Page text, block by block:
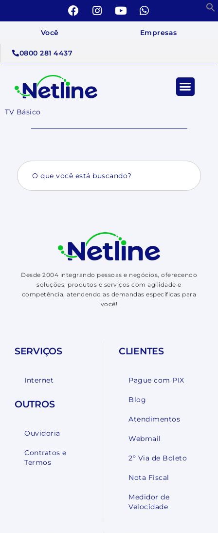
Você Empresas
0800 281 4437
TV Básico
Search
for:
Desde 2004 integrando pessoas e negócios, oferecendo
soluções, produtos e serviços com agilidade e
competência, atendendo as demandas específicas para
você!
SERVIÇOS
Internet
OUTROS
Ouvidoria
Contratos e
Termos
CLIENTES
Pague com PIX
Blog
Atendimentos
Webmail
2º Via de Boleto
Nota Fiscal
Medidor de
Velocidade